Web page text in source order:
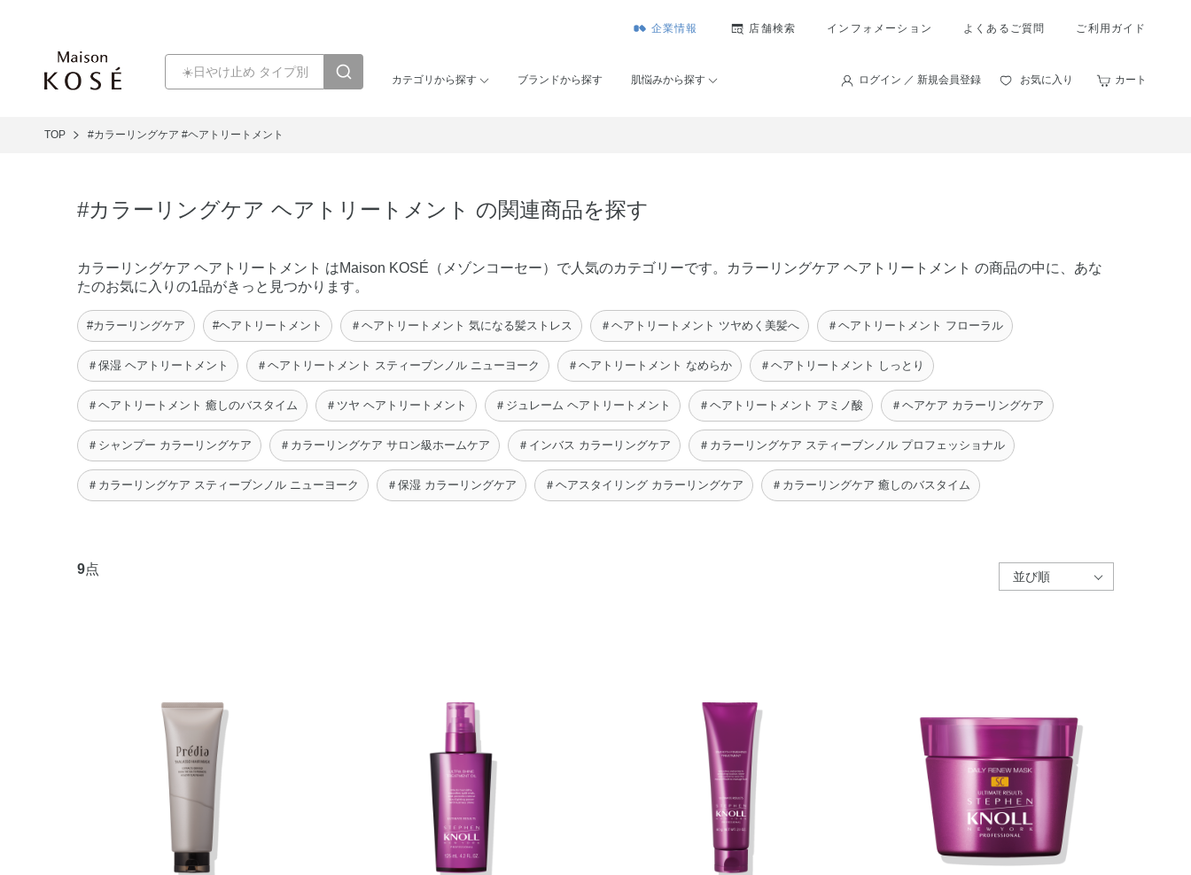
企業情報 店舗検索 インフォメーション よくあるご質問 ご利用ガイド
カテゴリから探す ブランドから探す 肌悩みから探す ログイン ／ 新規会員登録 お気に入り カート
TOP #カラーリングケア #ヘアトリートメント
#カラーリングケア ヘアトリートメント の関連商品を探す
カラーリングケア ヘアトリートメント はMaison KOSÉ（メゾンコーセー）で人気のカテゴリーです。カラーリングケア ヘアトリートメント の商品の中に、あな
たのお気に入りの1品がきっと見つかります。
#カラーリングケア #ヘアトリートメント ＃ヘアトリートメント 気になる髪ストレス ＃ヘアトリートメント ツヤめく美髪へ ＃ヘアトリートメント フローラル
＃保湿 ヘアトリートメント ＃ヘアトリートメント スティーブンノル ニューヨーク ＃ヘアトリートメント なめらか ＃ヘアトリートメント しっとり
＃ヘアトリートメント 癒しのバスタイム ＃ツヤ ヘアトリートメント ＃ジュレーム ヘアトリートメント ＃ヘアトリートメント アミノ酸 ＃ヘアケア カラーリングケア
＃シャンプー カラーリングケア ＃カラーリングケア サロン級ホームケア ＃インバス カラーリングケア ＃カラーリングケア スティーブンノル プロフェッショナル
＃カラーリングケア スティーブンノル ニューヨーク ＃保湿 カラーリングケア ＃ヘアスタイリング カラーリングケア ＃カラーリングケア 癒しのバスタイム
9点